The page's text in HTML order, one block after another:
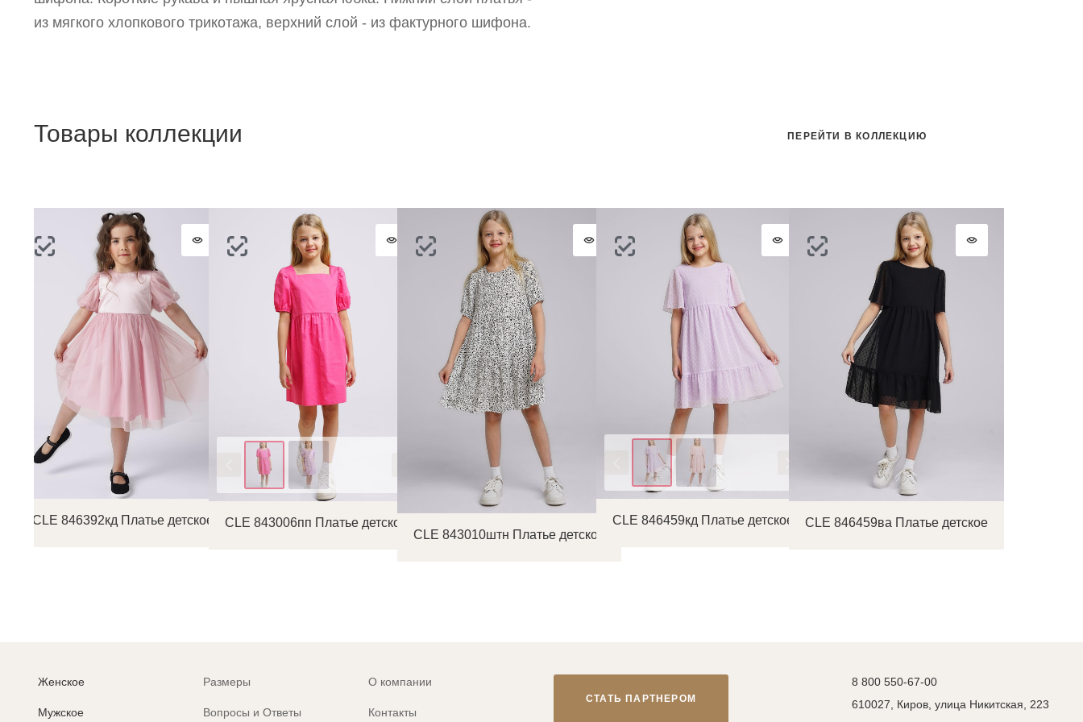
из мягкого хлопкового трикотажа, верхний слой - из фактурного шифона.
Товары коллекции
CLE 846392кд Платье детское
CLE 843006пп Платье детское
CLE 843010штн Платье детское
CLE 846459кд Платье детское CLE 846459ва Платье детское
ПЕРЕЙТИ В КОЛЛЕКЦИЮ
Женское
Мужское
Размеры
Вопросы и Ответы
О компании
Контакты
СТАТЬ ПАРТНЕРОМ
8 800 550-67-00
610027, Киров, улица Никитская, 223
Письмо не пришло? Напишите нам на